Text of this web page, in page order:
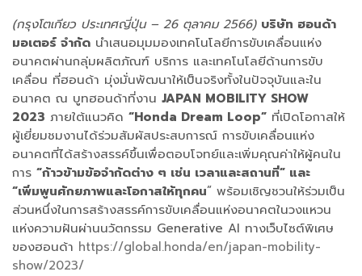
(กรุงโตเกียว ประเทศญี่ปุ่น – 26 ตุลาคม 2566) บริษัท ฮอนด้า
มอเตอร์ จำกัด นำเสนอมุมมองเทคโนโลยีการขับเคลื่อนแห่ง
อนาคตผ่านกลุ่มผลิตภัณฑ์ บริการ และเทคโนโลยีด้านการขับ
เคลื่อน ที่ฮอนด้า มุ่งมั่นพัฒนาให้เป็นจริงทั้งในปัจจุบันและใน
อนาคต ณ บูทฮอนด้าที่งาน JAPAN MOBILITY SHOW
2023 ภายใต้แนวคิด “Honda Dream Loop” ที่เปิดโอกาสให้
ผู้เยี่ยมชมงานได้ร่วมสัมผัสประสบการณ์ การขับเคลื่อนแห่ง
อนาคตที่ได้สร้างสรรค์ขึ้นเพื่อตอบโจทย์และเพิ่มคุณค่าให้ผู้คนใน
การ “ก้าวข้ามข้อจำกัดต่าง ๆ เช่น เวลาและสถานที่” และ
“เพิ่มพูนศักยภาพและโอกาสให้ทุกคน” พร้อมเชิญชวนให้ร่วมเป็น
ส่วนหนึ่งในการสร้างสรรค์การขับเคลื่อนแห่งอนาคตในวงแหวน
แห่งความฝันผ่านนวัตกรรม Generative AI ทางเว็บไซต์พิเศษ
ของฮอนด้า https://global.honda/en/japan-mobility-
show/2023/